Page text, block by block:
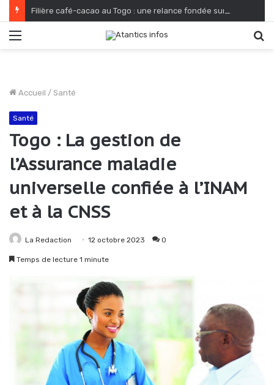
Accueil / Santé
Santé
Togo : La gestion de
l’Assurance maladie
universelle confiée à l’INAM
et à la CNSS
La Redaction 12 octobre 2023 0
Temps de lecture 1 minute